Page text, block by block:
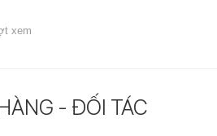
xem
- ĐỐI TÁC